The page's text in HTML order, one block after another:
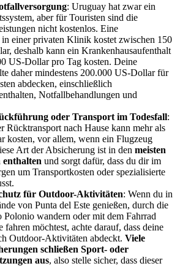
: Uruguay hat zwar ein
aber für Touristen sind die
nicht kostenlos. Eine
einer privaten Klinik kostet zwischen 150
deshalb kann ein Krankenhausaufenthalt
US-Dollar pro Tag kosten. Deine
daher mindestens 200.000 US-Dollar für
abdecken, einschließlich
Notfallbehandlungen und
oder Transport im Todesfall:
Rücktransport nach Hause kann mehr als
kosten, vor allem, wenn ein Flugzeug
Art der Absicherung ist in den meisten
enthalten und sorgt dafür, dass du dir im
um Transportkosten oder spezialisierte
für Outdoor-Aktivitäten: Wenn du in
von Punta del Este genießen, durch die
Polonio wandern oder mit dem Fahrrad
fahren möchtest, achte darauf, dass deine
Outdoor-Aktivitäten abdeckt. Viele
schließen Sport- oder
aus, also stelle sicher, dass dieser